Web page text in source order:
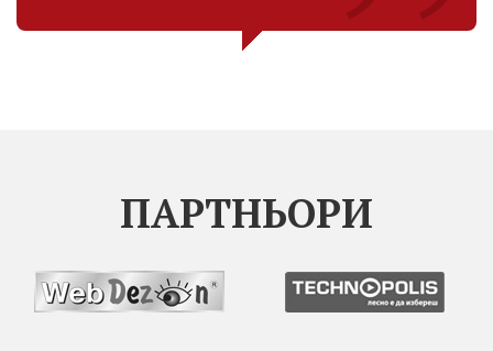
ПАРТНЬОРИ